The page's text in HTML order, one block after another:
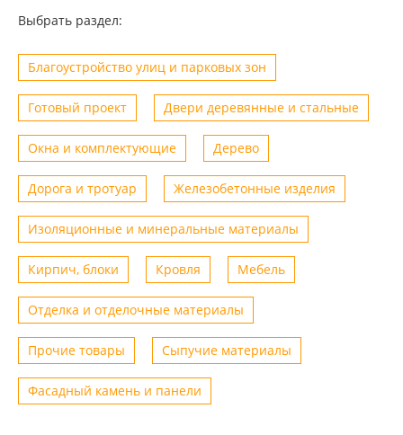
Выбрать раздел:
Благоустройство улиц и парковых зон
Готовый проект Двери деревянные и стальные
Окна и комплектующие Дерево
Дорога и тротуар Железобетонные изделия
Изоляционные и минеральные материалы
Кирпич, блоки Кровля Мебель
Отделка и отделочные материалы
Прочие товары Сыпучие материалы
Фасадный камень и панели